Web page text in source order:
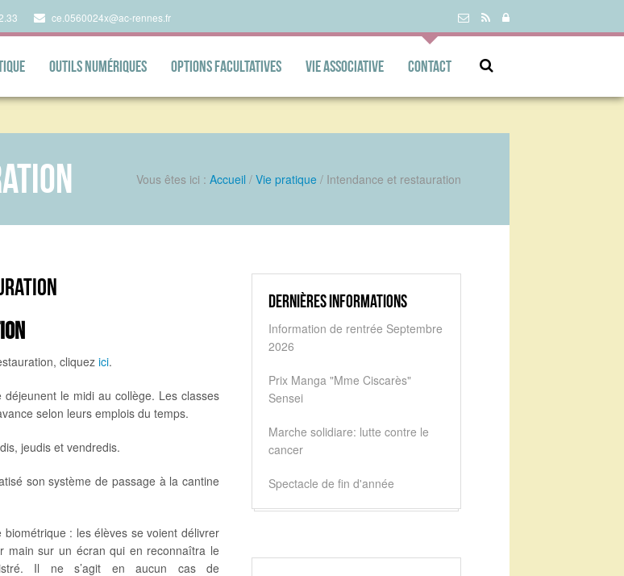
ce.0560024x@ac-rennes.fr
Outils numériques Options facultatives Vie associative Contact
Vous êtes ici : Accueil / Vie pratique / Intendance et restauration
cliquez ici.
le midi au collège. Les classes
selon leurs emplois du temps.
jeudis et vendredis.
son système de passage à la cantine
biométrique : les élèves se voient délivrer
main sur un écran qui en reconnaîtra le
Il ne s’agit en aucun cas de
Dernières informations
Information de rentrée Septembre
2026
Prix Manga "Mme Ciscarès"
Sensei
Marche solidiare: lutte contre le
cancer
Spectacle de fin d'année